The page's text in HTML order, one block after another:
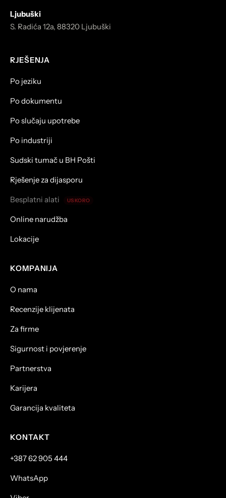
Ljubuški
S. Radića 12a, 88320 Ljubuški
RJEŠENJA
Po jeziku
Po dokumentu
Po slučaju upotrebe
Po industriji
Sudski tumač u BH Pošti
Rješenje za dijasporu
Besplatni alati USKORO
Online narudžba
Lokacije
KOMPANIJA
O nama
Recenzije klijenata
Za firme
Sigurnost i povjerenje
Partnerstva
Karijera
Garancija kvaliteta
KONTAKT
+387 62 905 444
WhatsApp